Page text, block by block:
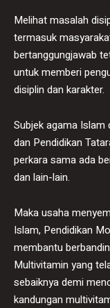
Melihat masalah
termasuk
bertanggungjawab
untuk memberi
disiplin dan karakter.
Subjek agama Islam
dan Pendidikan
perkara sama ada
dan lain-lain.
Maka usaha
Islam, Pendidikan
membantu
Multivitamin yang
sebaiknya demi
kandungan